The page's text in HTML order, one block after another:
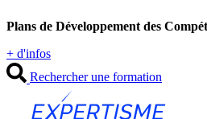
au
Plans de Développement des
+ d'infos
Rechercher une formation